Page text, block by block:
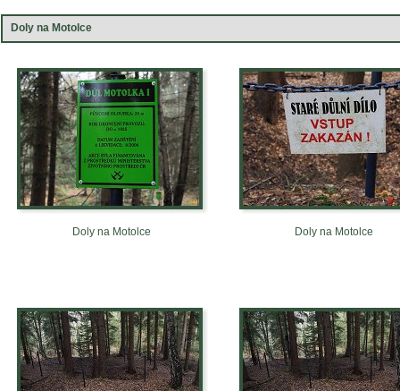
Doly na Motolce
Doly na Motolce Doly na Motolce